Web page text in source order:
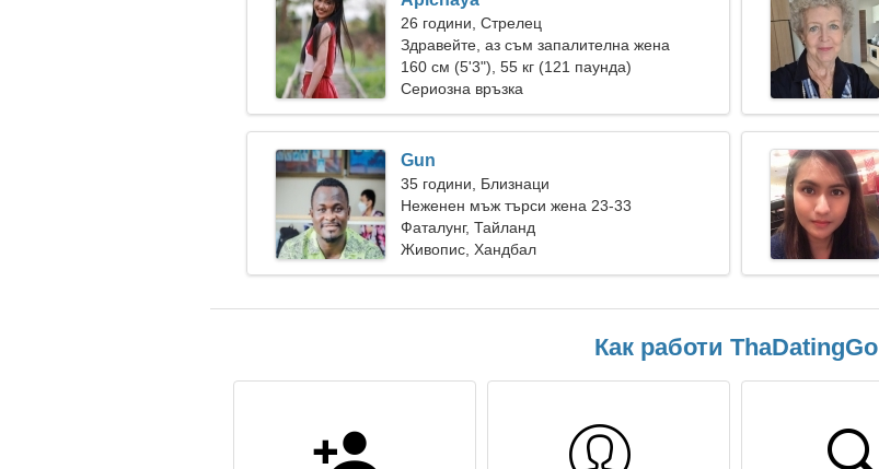
26 години, Стрелец
Здравейте, аз съм запалителна жена
160 см (5'3"), 55 кг (121 паунда)
Сериозна връзка
Gun
35 години, Близнаци
Неженен мъж търси жена 23-33
Фаталунг, Тайланд
Живопис, Хандбал
Как работи ThaDatingGo